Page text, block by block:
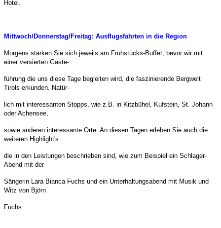
Hotel.
Mittwoch/Donnerstag/Freitag: Ausflugsfahrten in die Region
Morgens stärken Sie sich jeweils am Frühstücks-Buffet, bevor wir mit
einer versierten Gäste-
führung die uns diese Tage begleiten wird, die faszinierende Bergwelt
Tirols erkunden. Natür-
lich mit interessanten Stopps, wie z.B. in Kitzbühel, Kufstein, St. Johann
oder Achensee,
sowie anderen interessante Orte. An diesen Tagen erleben Sie auch die
weiteren Highlight's
die in den Leistungen beschrieben sind, wie zum Beispiel ein Schlager-
Abend mit der
Sängerin Lara Bianca Fuchs und ein Unterhaltungsabend mit Musik und
Witz von Björn
Fuchs.